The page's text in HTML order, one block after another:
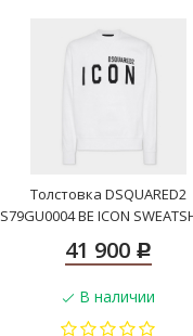
Толстовка DSQUARED2
S79GU0004 BE ICON
41 900 Р
В наличии